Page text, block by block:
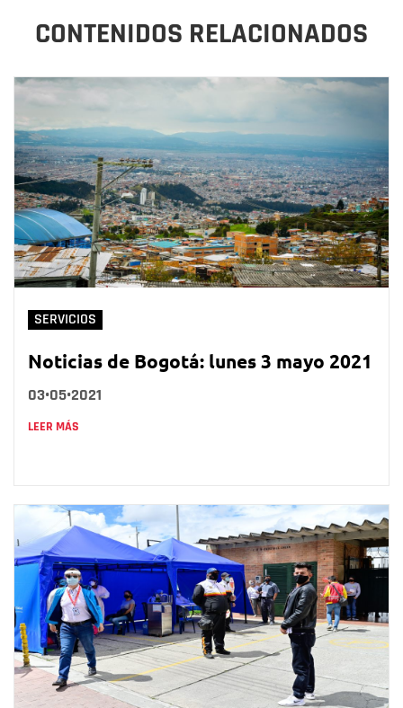
CONTENIDOS RELACIONADOS
SERVICIOS
Noticias de Bogotá: lunes 3 mayo 2021
03•05•2021
LEER MÁS